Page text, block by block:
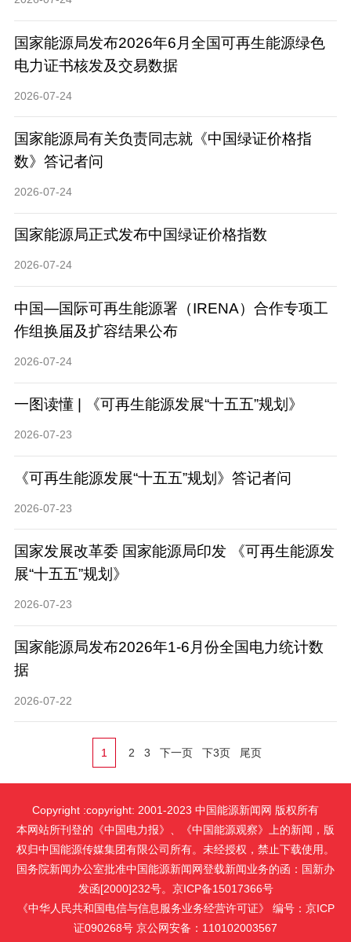
国家能源局发布2026年6月全国可再生能源绿色
电力证书核发及交易数据
2026-07-24
国家能源局有关负责同志就《中国绿证价格指
数》答记者问
2026-07-24
国家能源局正式发布中国绿证价格指数
2026-07-24
中国—国际可再生能源署（IRENA）合作专项工
作组换届及扩容结果公布
2026-07-24
一图读懂 | 《可再生能源发展“十五五”规划》
2026-07-23
《可再生能源发展“十五五”规划》答记者问
2026-07-23
国家发展改革委 国家能源局印发 《可再生能源发
展“十五五”规划》
2026-07-23
国家能源局发布2026年1-6月份全国电力统计数
据
2026-07-22
1 2 3 下一页 下3页 尾页
Copyright :copyright: 2001-2023 中国能源新闻网 版权所有
本网站所刊登的《中国电力报》、《中国能源观察》上的新闻，版
权归中国能源传媒集团有限公司所有。未经授权，禁止下载使用。
国务院新闻办公室批准中国能源新闻网登载新闻业务的函：国新办
发函[2000]232号。京ICP备15017366号
《中华人民共和国电信与信息服务业务经营许可证》 编号：京ICP
证090268号 京公网安备：110102003567